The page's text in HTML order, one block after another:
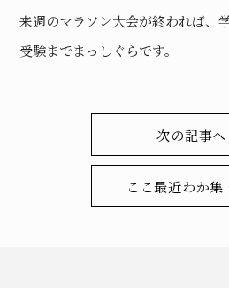
来週のマラソン大会が終われば、
受験までまっしぐらです。
次の記事
ここ最近わか集